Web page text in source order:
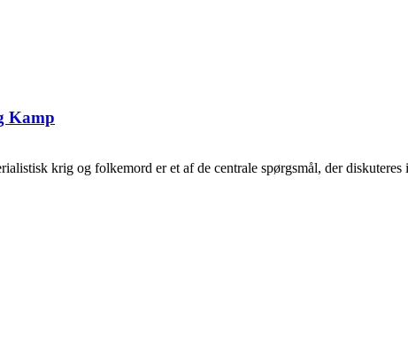
Kamp
krig og folkemord er et af de centrale spørgsmål, der